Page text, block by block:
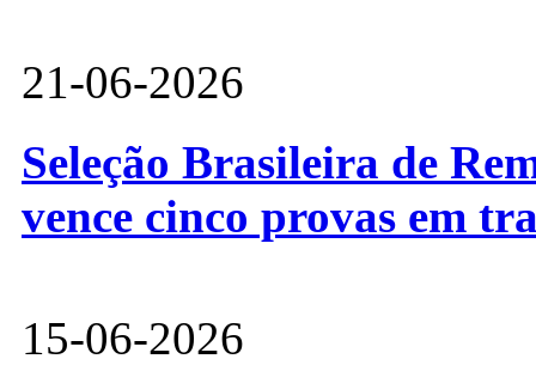
21-06-2026
Seleção Brasileira de
vence cinco provas em
15-06-2026